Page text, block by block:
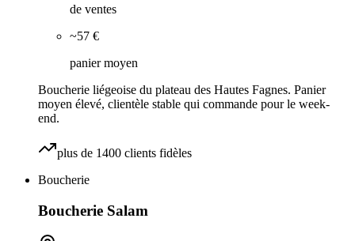
de ventes
~57 €
panier moyen
Boucherie liégeoise du plateau des Hautes Fagnes. Panier
moyen élevé, clientèle stable qui commande pour le week-
end.
plus de 1400 clients fidèles
Boucherie
Boucherie Salam